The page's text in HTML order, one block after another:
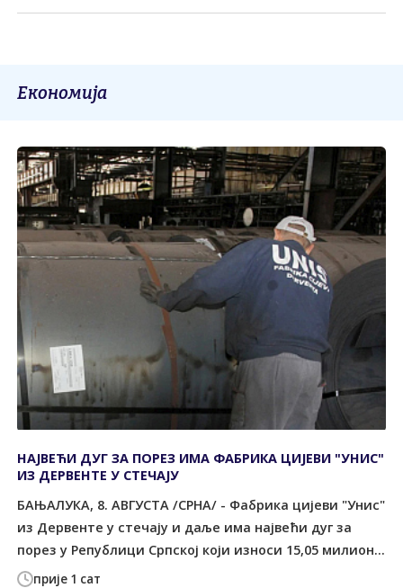
Економија
прије 1 сат
НАЈВЕЋИ ДУГ ЗА ПОРЕЗ ИМА ФАБРИКА ЦИЈЕВИ "УНИС"
ИЗ ДЕРВЕНТЕ У СТЕЧАЈУ
БАЊАЛУКА, 8. АВГУСТА /СРНА/ - Фабрика цијеви "Унис"
из Дервенте у стечају и даље има највећи дуг за
порез у Републици Српској који износи 15,05 милион...